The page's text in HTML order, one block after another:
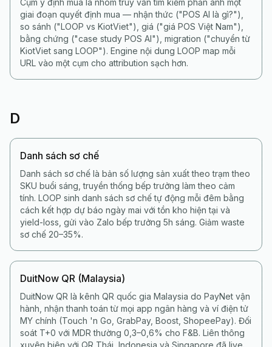
Cụm ý định mua là nhóm truy vấn tìm kiếm phản ánh một
giai đoạn quyết định mua — nhận thức ("POS AI là gì?"),
so sánh ("LOOP vs KiotViet"), giá ("giá POS Việt Nam"),
bằng chứng ("case study POS AI"), migration ("chuyển từ
KiotViet sang LOOP"). Engine nội dung LOOP map mỗi
URL vào một cụm cho attribution sạch hơn.
D
Danh sách sơ chế
Danh sách sơ chế là bản số lượng sản xuất theo trạm theo
SKU buổi sáng, truyền thống bếp trưởng làm theo cảm
tính. LOOP sinh danh sách sơ chế tự động mỗi đêm bằng
cách kết hợp dự báo ngày mai với tồn kho hiện tại và
yield-loss, gửi vào Zalo bếp trưởng 5h sáng. Giảm waste
sơ chế 20–35%.
DuitNow QR (Malaysia)
DuitNow QR là kênh QR quốc gia Malaysia do PayNet vận
hành, nhận thanh toán từ mọi app ngân hàng và ví điện tử
MY chính (Touch 'n Go, GrabPay, Boost, ShopeePay). Đối
soát T+0 với MDR thường 0,3–0,6% cho F&B. Liên thông
xuyên biên với QR Thái, Indonesia và Singapore đã live.